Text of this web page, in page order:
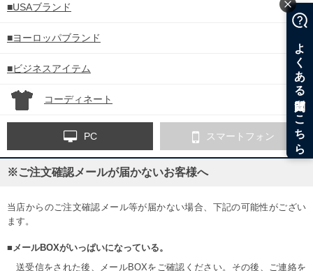
■USAブランド
■ヨーロッパブランド
■ビジネスアイテム
コーディネート
PC スマートフォン
※ご注文確認メールが届かないお客様へ
当店からのご注文確認メール等が届かない場合、下記の可能性がござい
ます。
■メールBOXがいっぱいになっている。
送受信をされた後、メールBOXをご確認ください。その後、ご連絡を